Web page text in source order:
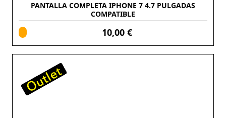
PANTALLA COMPLETA IPHONE 7 4.7 PULGADAS
COMPATIBLE
10,00 €